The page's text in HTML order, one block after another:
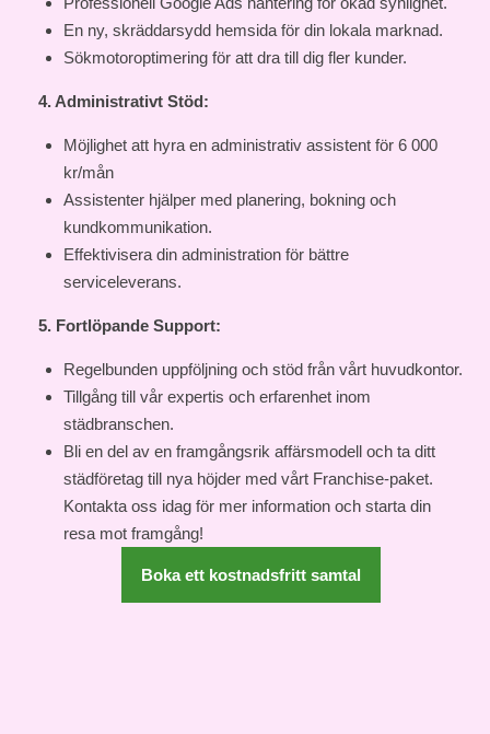
En ny, skräddarsydd hemsida för din lokala marknad.
Sökmotoroptimering för att dra till dig fler kunder.
4. Administrativt Stöd:
Möjlighet att hyra en administrativ assistent för 6 000
kr/mån
Assistenter hjälper med planering, bokning och
kundkommunikation.
Effektivisera din administration för bättre
serviceleverans.
5. Fortlöpande Support:
Regelbunden uppföljning och stöd från vårt huvudkontor.
Tillgång till vår expertis och erfarenhet inom
städbranschen.
Bli en del av en framgångsrik affärsmodell och ta ditt
städföretag till nya höjder med vårt Franchise-paket.
Kontakta oss idag för mer information och starta din
resa mot framgång!
Boka ett kostnadsfritt samtal